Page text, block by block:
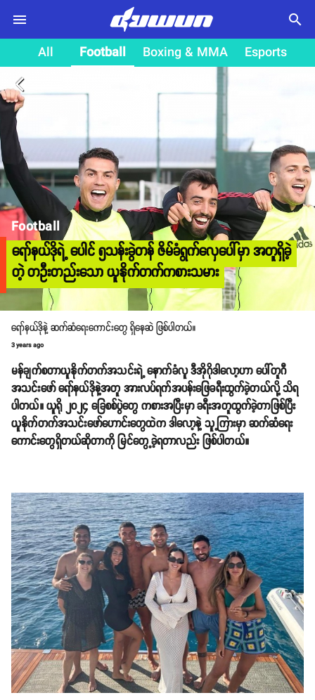
search
All Football Boxing & MMA Esports
arrow_back_ios
Football
ရော်နယ်ဒိုရဲ့ ပေါင် ၅သန်းခွဲတန် ဇိမ်ခံရွက်လှေပေါ်မှာ အတူရှိခဲ့
တဲ့ တဦးတည်းသော ယူနိုက်တက်ကစားသမား
ရော်နယ်ဒိုနဲ့ ဆက်ဆံရေးကောင်းတွေ ရှိနေဆဲ ဖြစ်ပါတယ်။
3 years ago
မန်ချက်စတာယူနိုက်တက်အသင်းရဲ့ နောက်ခံလူ ဒီအိုဂိုဒါလော့ဟာ ပေါ်တူဂီ
အသင်းဖော် ရော်နယ်ဒိုနဲ့အတူ အားလပ်ရက်အပန်းဖြေခရီးထွက်ခဲ့တယ်လို့ သိရ
ပါတယ်။ ယူရို ၂၀၂၄ ခြေစစ်ပွဲတွေ ကစားအပြီးမှာ ခရီးအတူထွက်ခဲ့တာဖြစ်ပြီး
ယူနိုက်တက်အသင်းဖော်ဟောင်းတွေထဲက ဒါလော့နဲ့ သူ့ကြားမှာ ဆက်ဆံရေး
ကောင်းတွေရှိတယ်ဆိုတာကို မြင်တွေ့ခဲ့ရတာလည်း ဖြစ်ပါတယ်။